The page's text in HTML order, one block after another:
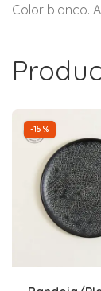
Color blanco.
-15%